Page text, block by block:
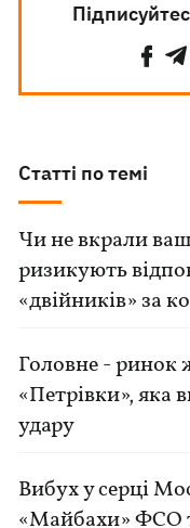
Статті по темі
Чи не вкрали
ризикують
«двійників» за
Головне - ринок
«Петрівки», яка
удару
Вибух у серці
«Майбахи» ФСО